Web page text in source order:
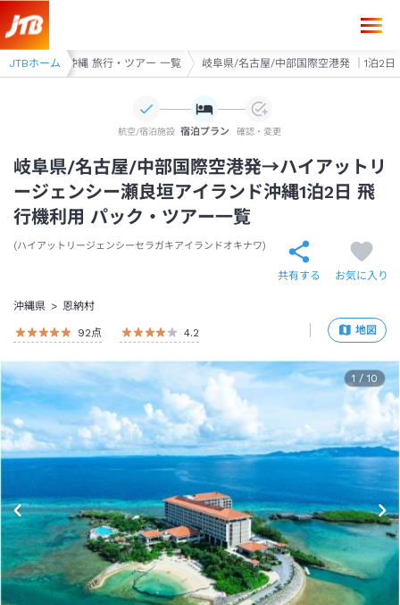
JTBホーム
アイランド沖縄 旅行・ツアー 一覧 岐阜県/名古屋/中部国際空港発 ｜1泊2日
航空/宿泊施設 宿泊プラン 確認・変更
岐阜県/名古屋/中部国際空港発→ハイアットリ
ージェンシー瀬良垣アイランド沖縄1泊2日 飛
行機利用 パック・ツアー一覧
ハイアットリージェンシーセラガキアイランドオキナワ
共有する お気に入り
沖縄県
恩納村
地図
92点 4.2
1 /10